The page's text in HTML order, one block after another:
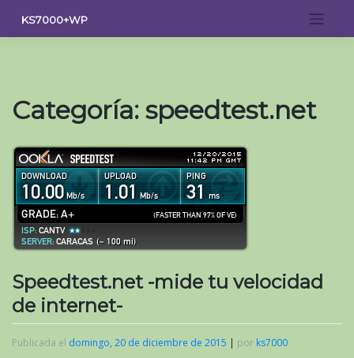
contenido
KS7000+WP
Categoría: speedtest.net
Speedtest.net -mide tu velocidad
de internet-
Publicada el domingo, 20 de diciembre de 2015 | por ks7000